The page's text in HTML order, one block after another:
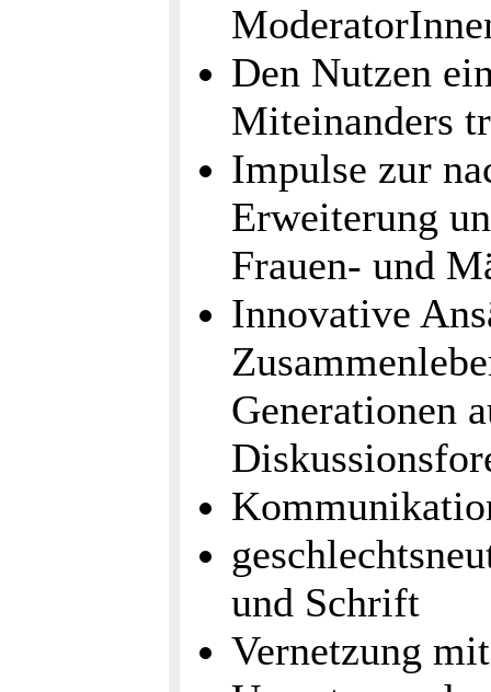
Den Nutzen
Miteinanders
Impulse zur
Erweiterung
Frauen- und
Innovative
Generationen
und Schrift
Vernetzung